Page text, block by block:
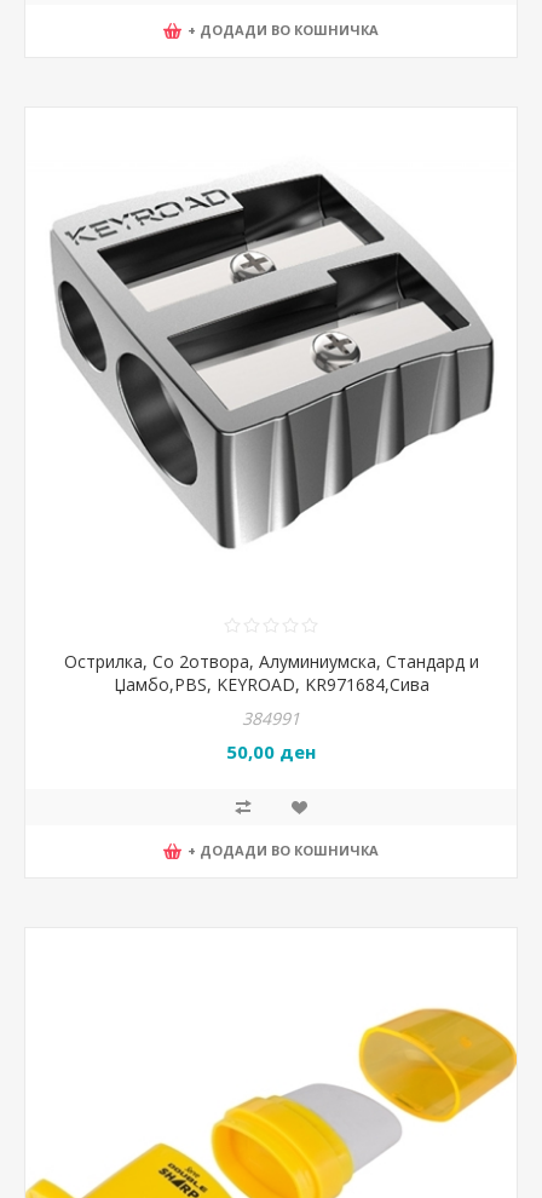
+ ДОДАДИ ВО КОШНИЧКА
Острилка, Со 2отвора, Алуминиумска, Стандард и
Џамбо,PBS, KEYROAD, KR971684,Сива
384991
50,00 ден
+ ДОДАДИ ВО КОШНИЧКА